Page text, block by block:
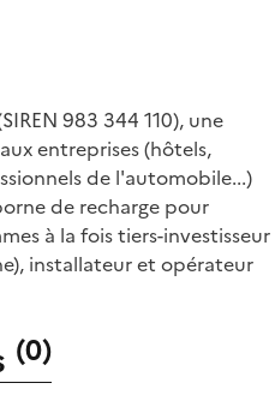
983 344 110), une
entreprises (hôtels,
de l'automobile...)
de recharge pour
à la fois tiers-investisseur
installateur et opérateur
(0)